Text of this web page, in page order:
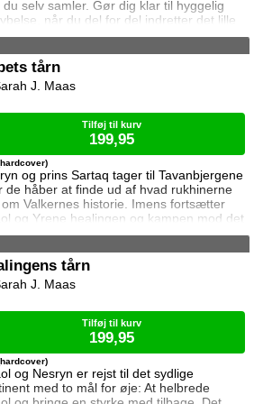
du selv samler. Gør dig klar til hyggelig
når du del for del indretter det lille
med de fineste detaljer. Med lukkede
det indbyggede lys, pynter den også i
bogdrage os på en læskende
tårn
og prins Sartaq tager til Tavanbjergene
de håber at finde ud af hvad rukhinerne
Valkernes historie. Imens fortsætter
og Yrene healingen og kampen mod det
mørke som lurer inden i ham. Men
venner derhjemme.
J. Maas
Tilføj til kurv
199,95
tårn
og Nesryn er rejst til det sydlige
med to mål for øje: At helbrede
J. Maas
Tilføj til kurv
199,95